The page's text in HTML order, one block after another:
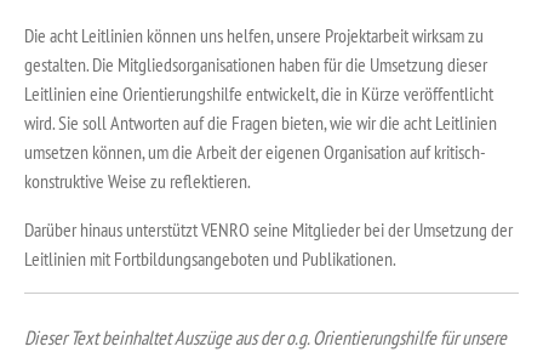
Die acht Leitlinien können uns helfen, unsere Projektarbeit wirksam zu
gestalten. Die Mitgliedsorganisationen haben für die Umsetzung dieser
Leitlinien eine Orientierungshilfe entwickelt, die in Kürze veröffentlicht
wird. Sie soll Antworten auf die Fragen bieten, wie wir die acht Leitlinien
umsetzen können, um die Arbeit der eigenen Organisation auf kritisch-
konstruktive Weise zu reflektieren.
Darüber hinaus unterstützt VENRO seine Mitglieder bei der Umsetzung der
Leitlinien mit Fortbildungsangeboten und Publikationen.
Dieser Text beinhaltet Auszüge aus der o.g. Orientierungshilfe für unsere